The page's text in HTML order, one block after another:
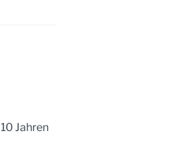
Jahren